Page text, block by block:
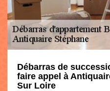
Débarras de
faire appel à
Sur Loire